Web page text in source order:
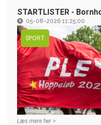
STARTLISTER -
05-08-2026 11:25:00
SPORT
Læs mere her >